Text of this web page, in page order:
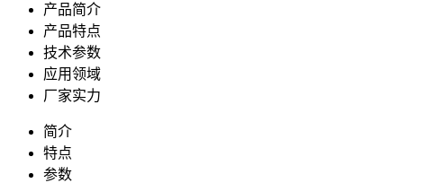
产品简介
产品特点
技术参数
应用领域
厂家实力
简介
特点
参数